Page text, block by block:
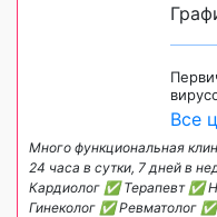
Все
Много функциональная
24 часа в сутки, 7 дней
Кардиолог ✅ Терапевт ✅
Гинеколог ✅ Ревматолог